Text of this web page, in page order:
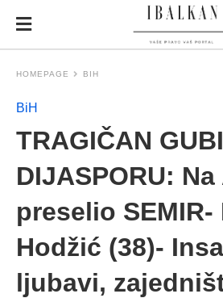
HOMEPAGE BIH
BiH
TRAGIČAN
DIJASPORU:
preselio SEMIR-
Hodžić (38)-
ljubavi,